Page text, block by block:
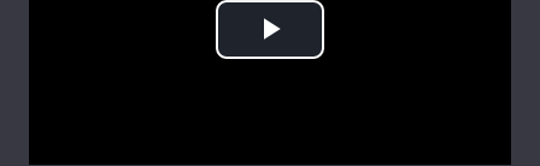
Play